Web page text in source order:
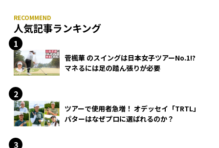
人気記事ランキング
菅楓華 のスイングは日本女子ツアーNo.1!?
マネるには足の踏ん張りが必要
ツアーで使用者急増！ オデッセイ「TRTL」
パターはなぜプロに選ばれるのか？